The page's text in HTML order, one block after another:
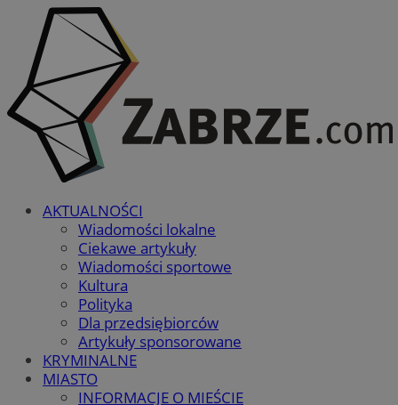
AKTUALNOŚCI
Wiadomości lokalne
Ciekawe artykuły
Wiadomości sportowe
Kultura
Polityka
Dla przedsiębiorców
Artykuły sponsorowane
KRYMINALNE
MIASTO
INFORMACJE O MIEŚCIE